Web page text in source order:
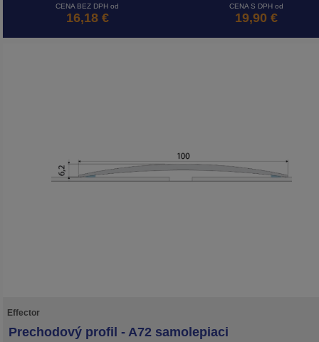
CENA BEZ DPH od
16,18 €
CENA S DPH od
19,90 €
Effector
Prechodový profil - A72 samolepiaci